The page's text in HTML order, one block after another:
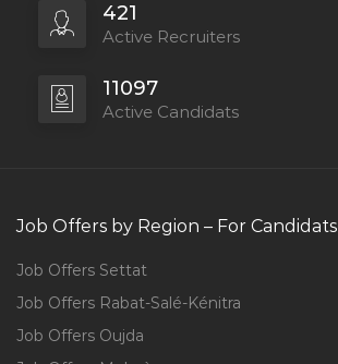
421
Active Recruiters
11097
Active Candidats
Job Offers by Region – For Candidats
Job Offers Settat
Job Offers Rabat-Salé-Kénitra
Job Offers Oujda